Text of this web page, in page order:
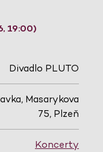
19:00)
Divadlo PLUTO
Masarykova
75, Plzeň
Koncerty